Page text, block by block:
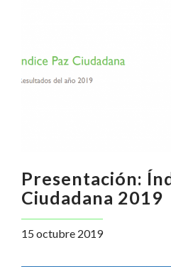
Presentación:
Ciudadana 2019
15 octubre 2019